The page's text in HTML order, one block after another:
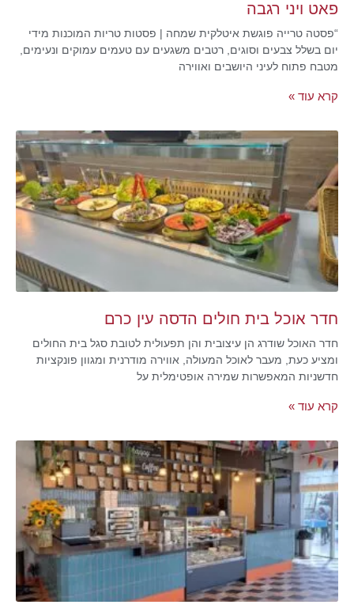
פאט ויני רגבה
“פסטה טרייה פוגשת איטלקית שמחה | פסטות טריות המוכנות מידי
יום בשלל צבעים וסוגים, רטבים משגעים עם טעמים עמוקים ונעימים,
מטבח פתוח לעיני היושבים ואווירה
קרא עוד »
חדר אוכל בית חולים הדסה עין כרם
חדר האוכל שודרג הן עיצובית והן תפעולית לטובת סגל בית החולים
ומציע כעת, מעבר לאוכל המעולה, אווירה מודרנית ומגוון פונקציות
חדשניות המאפשרות שמירה אופטימלית על
קרא עוד »